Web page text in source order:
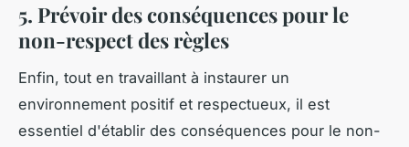
5. Prévoir des conséquences pour le
non-respect des règles
Enfin, tout en travaillant à instaurer un
environnement positif et respectueux, il est
essentiel d'établir des conséquences pour le non-